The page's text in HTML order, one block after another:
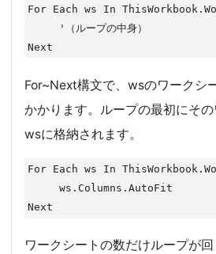
For Each ws In
Next
For~Next構文で、wsのワークシ
かかります。ループの最初にそ
wsに格納されます。
For Each ws In
     ws.Columns.AutoFit
Next
ワークシートの数だけループが